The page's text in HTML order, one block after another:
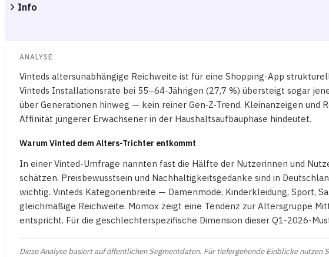
Info
ANALYSE
Vinteds altersunabhängige Reichweite ist für eine Shopping-App
Vinteds Installationsrate bei 55–64-Jährigen (27,7 %) übersteigt sogar
über Generationen hinweg — kein reiner Gen-Z-Trend. Kleinanzeigen
Affinität jüngerer Erwachsener in der Haushaltsaufbauphase hindeutet.
Warum Vinted dem Alters-Trichter entkommt
In einer Vinted-Umfrage nannten fast die Hälfte der Nutzerinnen und
schätzen. Preisbewusstsein und Nachhaltigkeitsgedanke sind in
wichtig. Vinteds Kategorienbreite — Damenmode, Kinderkleidung, Sport,
gleichmäßige Reichweite. Momox zeigt eine Tendenz zur Altersgruppe
entspricht. Für die geschlechterspezifische Dimension dieser Q1-2026-
Diese Analyse basiert auf öffentlichen Segmentdaten. Für tiefergehende Einblicke nutzen